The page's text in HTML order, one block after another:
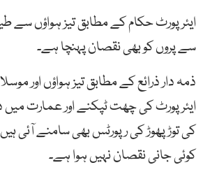
ایئرپورٹ حکام کے مطابق تیز ہواؤں سے
سے پروں کو بھی نقصان پہنچا ہے۔
ذمہ دار ذرائع کے مطابق تیز ہواؤں اور
ایئرپورٹ کی چھت ٹپکنے اور عمارت میں
کی توڑپھوڑ کی رپورٹس بھی سامنے آئی
کوئی جانی نقصان نہیں ہوا ہے۔